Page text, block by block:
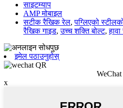
साइटम्याप
AMP मोबाइल
सटीक रैखिक रेल,पग्लिएको
रैखिक गाइड,उच्च शक्ति बोल्ट,
इमेल पठाउनुहोस्
WeChat
x